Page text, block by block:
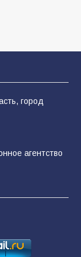
работы
это
город
агентство